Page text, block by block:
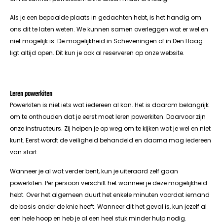
Als je een bepaalde plaats in gedachten hebt, is het handig om
ons dit te laten weten. We kunnen samen overleggen wat er wel en
niet mogelijk is. De mogelijkheid in Scheveningen of in Den Haag
ligt altijd open. Dit kun je ook al reserveren op onze website.
Leren powerkiten
Powerkiten is niet iets wat iedereen al kan. Het is daarom belangrijk
om te onthouden dat je eerst moet leren powerkiten. Daarvoor zijn
onze instructeurs. Zij helpen je op weg om te kijken wat je wel en niet
kunt. Eerst wordt de veiligheid behandeld en daarna mag iedereen
van start.
Wanneer je al wat verder bent, kun je uiteraard zelf gaan
powerkiten. Per persoon verschilt het wanneer je deze mogelijkheid
hebt. Over het algemeen duurt het enkele minuten voordat iemand
de basis onder de knie heeft. Wanneer dit het geval is, kun jezelf al
een hele hoop en heb je al een heel stuk minder hulp nodig.